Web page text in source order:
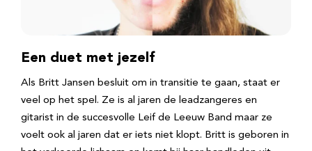
Een duet met jezelf
Als Britt Jansen besluit om in transitie te gaan, staat er
veel op het spel. Ze is al jaren de leadzangeres en
gitarist in de succesvolle Leif de Leeuw Band maar ze
voelt ook al jaren dat er iets niet klopt. Britt is geboren in